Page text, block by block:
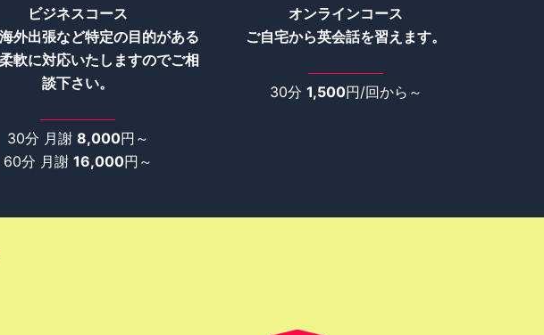
ビジネスコース
外出張など特定の目的がある
軟に対応いたしますのでご相
談下さい。
30分 月謝 8,000円～
60分 月謝 16,000円～
オンラインコース
ご自宅から英会話を習えます。
30分 1,500円/回から～